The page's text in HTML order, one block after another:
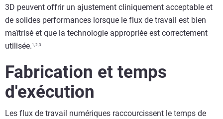
3D peuvent offrir un ajustement cliniquement acceptable et
de solides performances lorsque le flux de travail est bien
maîtrisé et que la technologie appropriée est correctement
utilisée.1,2,3
Fabrication et temps
d'exécution
Les flux de travail numériques raccourcissent le temps de